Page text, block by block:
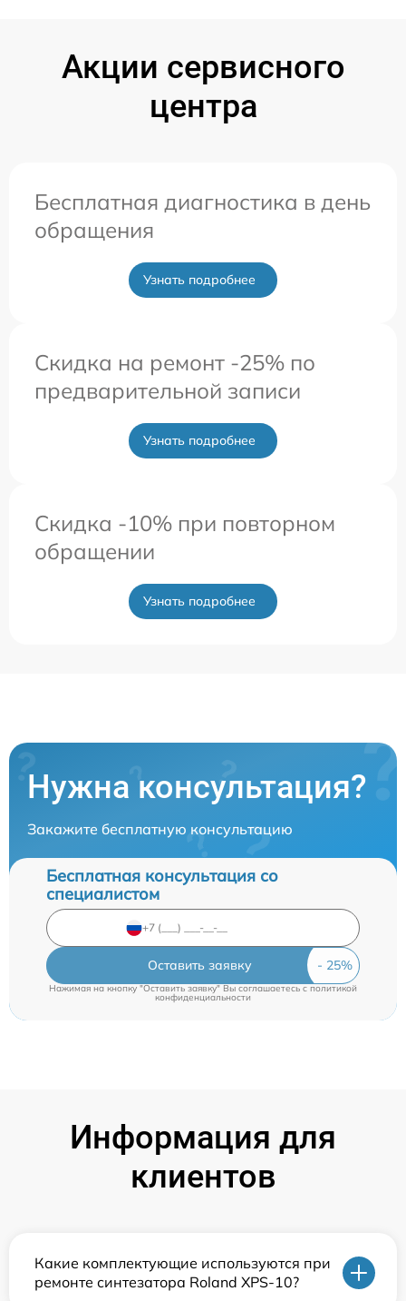
Акции сервисного
центра
Бесплатная диагностика в день
обращения
Узнать подробнее
Скидка на ремонт -25% по
предварительной записи
Узнать подробнее
Скидка -10% при повторном
обращении
Узнать подробнее
Нужна консультация?
Закажите бесплатную консультацию
Бесплатная консультация со
специалистом
Оставить заявку
Нажимая на кнопку "Оставить заявку" Вы соглашаетесь cполитикой
конфиденциальности
Информация для
клиентов
Какие комплектующие используются при
ремонте синтезатора Roland XPS-10?